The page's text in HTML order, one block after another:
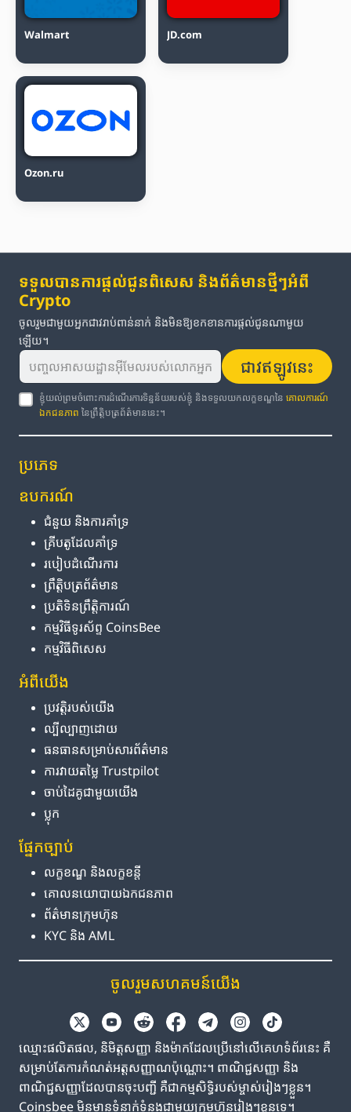
Walmart JD.com
Ozon.ru
ទទួលបានការផ្តល់ជូនពិសេស និងព័ត៌មានថ្មីៗអំពី
Crypto
ចូលរួមជាមួយអ្នកជាវរាប់ពាន់នាក់ និងមិនឱ្យខកខានការផ្តល់ជូនណាមួយ
ឡើយ។
ជាវឥឡូវនេះ
ខ្ញុំយល់ព្រមចំពោះការដំណើរការទិន្នន័យរបស់ខ្ញុំ និងទទួលយកលក្ខខណ្ឌនៃគោលការណ៍
ឯកជនភាព នៃព្រឹត្តិបត្រព័ត៌មាននេះ។
ប្រភេទ
ឧបករណ៍
ជំនួយ និង​ការ​គាំទ្រ
គ្រីបតូ​ដែល​គាំទ្រ
របៀប​ដំណើរការ
ព្រឹត្តិបត្រ​ព័ត៌មាន
ប្រតិទិន​ព្រឹត្តិការណ៍
កម្មវិធី​ទូរស័ព្ទ CoinsBee
កម្មវិធីពិសេស
អំពី​យើង
ប្រវត្តិ​របស់​យើង
ល្បីល្បាញ​ដោយ
ធនធាន​សម្រាប់​សារព័ត៌មាន
ការ​វាយតម្លៃ Trustpilot
ចាប់ដៃគូ​ជាមួយ​យើង
ប្លុក
ផ្នែក​ច្បាប់
លក្ខខណ្ឌ និង​លក្ខខន្តី
គោលនយោបាយ​ឯកជនភាព
ព័ត៌មាន​ក្រុមហ៊ុន
KYC និង AML
ចូលរួម​សហគមន៍​យើង
ឈ្មោះផលិតផល, និមិត្តសញ្ញា និងម៉ាកដែលប្រើនៅលើគេហទំព័រនេះ គឺ
សម្រាប់តែការកំណត់អត្តសញ្ញាណប៉ុណ្ណោះ។ ពាណិជ្ជសញ្ញា និង
ពាណិជ្ជសញ្ញាដែលបានចុះបញ្ជី គឺជាកម្មសិទ្ធិរបស់ម្ចាស់រៀងៗខ្លួន។
Coinsbee មិនមានទំនាក់ទំនងជាមួយក្រុមហ៊ុនរៀងៗខ្លួនទេ។